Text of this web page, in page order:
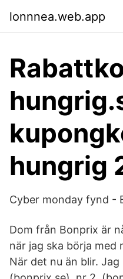
lonnnea.web.app
hungrig
Cyber monday fynd -
Dom från Bonprix är
när jag ska börja med
När det nu än blir.